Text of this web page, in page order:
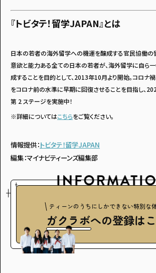
『トビタテ！留学JAPAN』とは
日本の若者の海外留学への機運を醸成する官民協働の
意欲と能力ある全ての日本の若者が、海外留学に自ら
成することを目的として、2013年10月より開始。コロナ
をコロナ前の水準に早期に回復させることを目指し、
第 2 ステージを実施中！
※詳細についてはこちらをご覧ください。
情報提供：トビタテ！留学JAPAN
編集：マイナビティーンズ編集部
ティーンのうちにしかできない特別な
ガクラボへの登録は